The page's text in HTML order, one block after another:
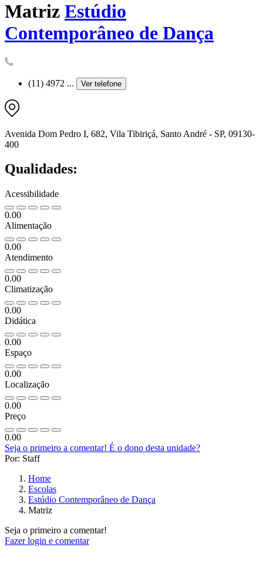
Matriz Estúdio
Contemporâneo de Dança
(11) 4972 ... Ver telefone
Avenida Dom Pedro I, 682, Vila Tibiriçá, Santo André - SP, 09130-
400
Qualidades:
Acessibilidade
0.00
Alimentação
0.00
Atendimento
0.00
Climatização
0.00
Didática
0.00
Espaço
0.00
Localização
0.00
Preço
0.00
Seja o primeiro a comentar! É o dono desta unidade?
Por: Staff
Home
Escolas
Estúdio Contemporâneo de Dança
Matriz
Seja o primeiro a comentar!
Fazer login e comentar